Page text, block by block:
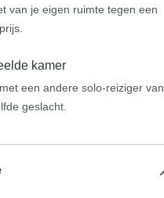
van je eigen ruimte tegen een
kamer
een andere solo-reiziger van
geslacht.